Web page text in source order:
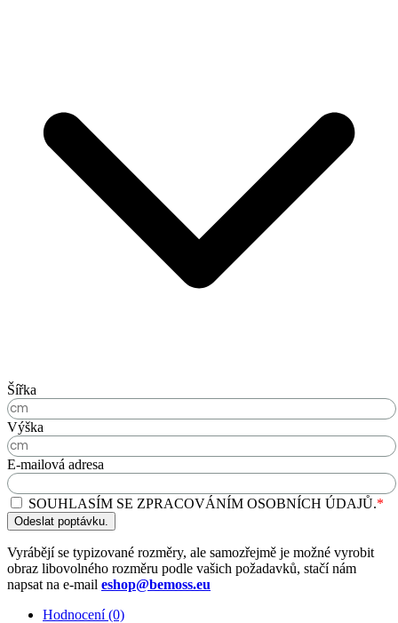
Šířka
Výška
E-mailová adresa
SOUHLASÍM SE ZPRACOVÁNÍM OSOBNÍCH ÚDAJŮ.*
Odeslat poptávku.
Vyrábějí se typizované rozměry, ale samozřejmě je možné vyrobit
obraz libovolného rozměru podle vašich požadavků, stačí nám
napsat na e-mail eshop@bemoss.eu
Hodnocení (0)